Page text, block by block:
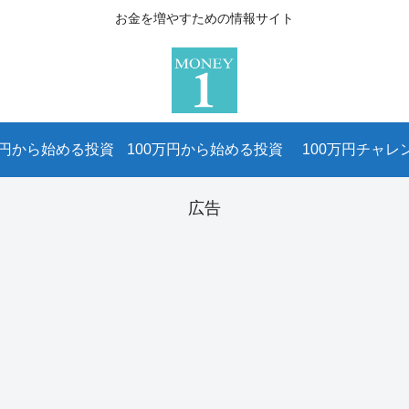
お金を増やすための情報サイト
から始める投資 100万円から始める投資 100万円チャレ
広告